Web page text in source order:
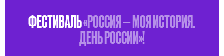
ФЕСТИВАЛЬ«РОССИЯ — МОЯ ИСТОРИЯ.
ДЕНЬ РОССИИ»!